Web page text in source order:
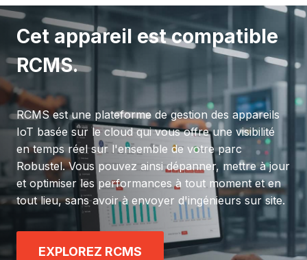
Cet appareil est compatible
RCMS.
RCMS est une plateforme de gestion des appareils
IoT basée sur le cloud qui vous offre une visibilité
en temps réel sur l'ensemble de votre parc
Robustel. Vous pouvez ainsi dépanner, mettre à jour
et optimiser les performances à tout moment et en
tout lieu, sans avoir à envoyer d'ingénieurs sur site.
EXPLOREZ RCMS